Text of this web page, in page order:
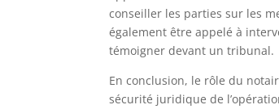
conseiller les parties sur les
également être appelé à
témoigner devant un tribunal.
En conclusion, le rôle du
sécurité juridique de